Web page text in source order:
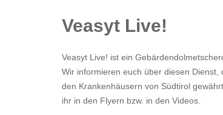
Veasyt Live!
Veasyt Live! ist ein
Wir informieren euch über diesen
den Krankenhäusern von Südtirol
ihr in den Flyern bzw. in den Videos.